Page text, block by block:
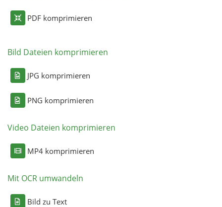
PDF komprimieren
Bild Dateien komprimieren
JPG komprimieren
PNG komprimieren
Video Dateien komprimieren
MP4 komprimieren
Mit OCR umwandeln
Bild zu Text